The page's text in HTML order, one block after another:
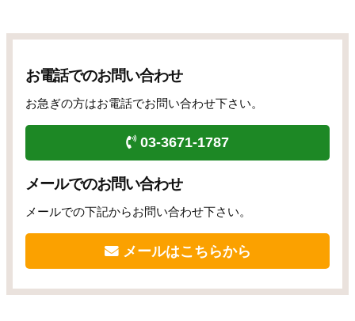
お電話でのお問い合わせ
お急ぎの方はお電話でお問い合わせ下さい。
03-3671-1787
メールでのお問い合わせ
メールでの下記からお問い合わせ下さい。
メールはこちらから